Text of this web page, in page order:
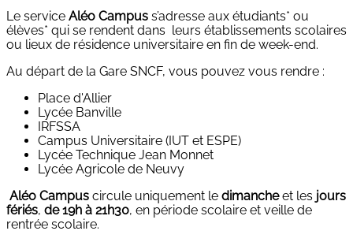
Le service Aléo Campus s’adresse aux étudiants* ou
élèves* qui se rendent dans leurs établissements scolaires
ou lieux de résidence universitaire en fin de week-end.
Au départ de la Gare SNCF, vous pouvez vous rendre :
Place d'Allier
Lycée Banville
IRFSSA
Campus Universitaire (IUT et ESPE)
Lycée Technique Jean Monnet
Lycée Agricole de Neuvy
Aléo Campus circule uniquement le dimancheet les jours
fériés, de 19h à 21h30, en période scolaire et veille de
rentrée scolaire.